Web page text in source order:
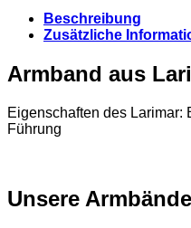
Beschreibung
Zusätzliche
Armband aus
Eigenschaften des Larimar:
Führung
Unsere